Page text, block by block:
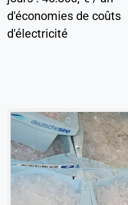
d'économies de coûts
d'électricité